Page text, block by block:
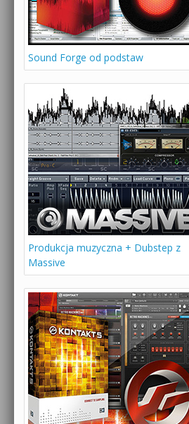
Sound Forge od podstaw
Produkcja muzyczna + Dubstep z
Massive